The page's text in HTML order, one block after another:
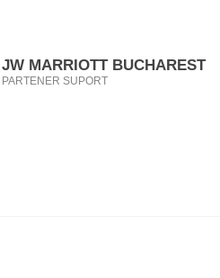
JW MARRIOTT BUCHAREST
PARTENER SUPORT